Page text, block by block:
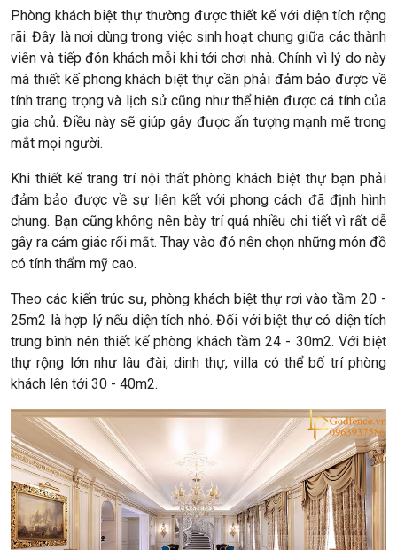
Phòng khách biệt thự thường được thiết kế với diện tích rộng
rãi. Đây là nơi dùng trong việc sinh hoạt chung giữa các thành
viên và tiếp đón khách mỗi khi tới chơi nhà. Chính vì lý do này
mà thiết kế phong khách biệt thự cần phải đảm bảo được về
tính trang trọng và lịch sử cũng như thể hiện được cá tính của
gia chủ. Điều này sẽ giúp gây được ấn tượng mạnh mẽ trong
mắt mọi người.
Khi thiết kế trang trí nội thất phòng khách biệt thự bạn phải
đảm bảo được về sự liên kết với phong cách đã định hình
chung. Bạn cũng không nên bày trí quá nhiều chi tiết vì rất dễ
gây ra cảm giác rối mắt. Thay vào đó nên chọn những món đồ
có tính thẩm mỹ cao.
Theo các kiến trúc sư, phòng khách biệt thự rơi vào tầm 20 -
25m2 là hợp lý nếu diện tích nhỏ. Đối với biệt thự có diện tích
trung bình nên thiết kế phòng khách tầm 24 - 30m2. Với biệt
thự rộng lớn như lâu đài, dinh thự, villa có thể bố trí phòng
khách lên tới 30 - 40m2.